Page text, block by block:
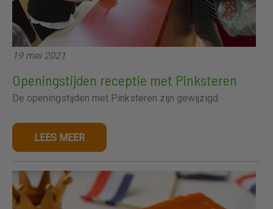
19 mei 2021
Openingstijden receptie met Pinksteren
De openingstijden met Pinksteren zijn gewijzigd
LEES MEER